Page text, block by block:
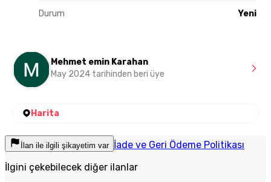
Durum Yeni
Mehmet emin Karahan
May 2024 tarihinden beri üye
Harita
İlan ile ilgili şikayetim var İade ve Geri Ödeme Politikası
İlgini çekebilecek diğer ilanlar